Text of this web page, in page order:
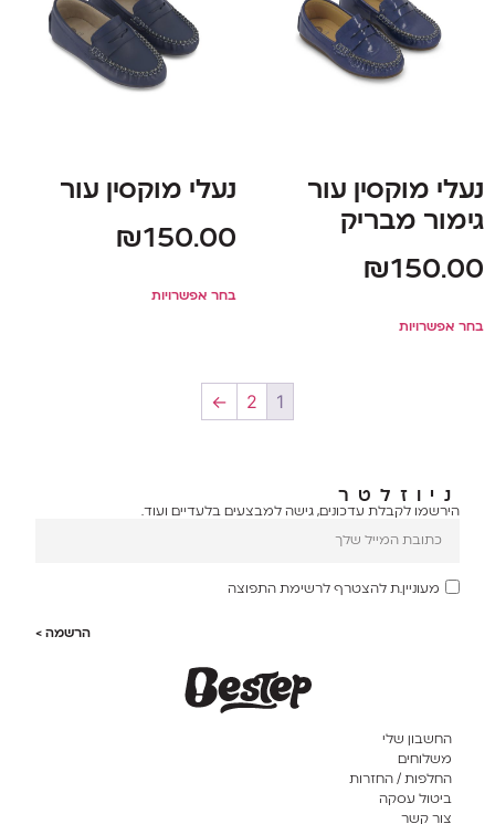
נעלי מוקסין עור
גימור מבריק
₪150.00
בחר אפשרויות
נעלי מוקסין עור
₪150.00
בחר אפשרויות
1
2
←
החשבון שלי
משלוחים
החלפות / החזרות
ביטול עסקה
צור קשר
ניוזלטר
הירשמו לקבלת עדכונים, גישה למבצעים בלעדיים ועוד.
מעוניין.ת להצטרף לרשימת התפוצה
הרשמה >